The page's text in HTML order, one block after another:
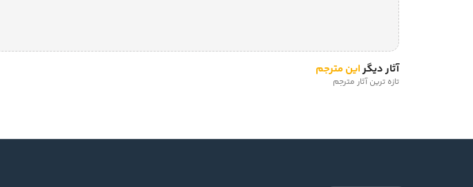
آثار دیگر این مترجم
تازه ترین آثار مترجم